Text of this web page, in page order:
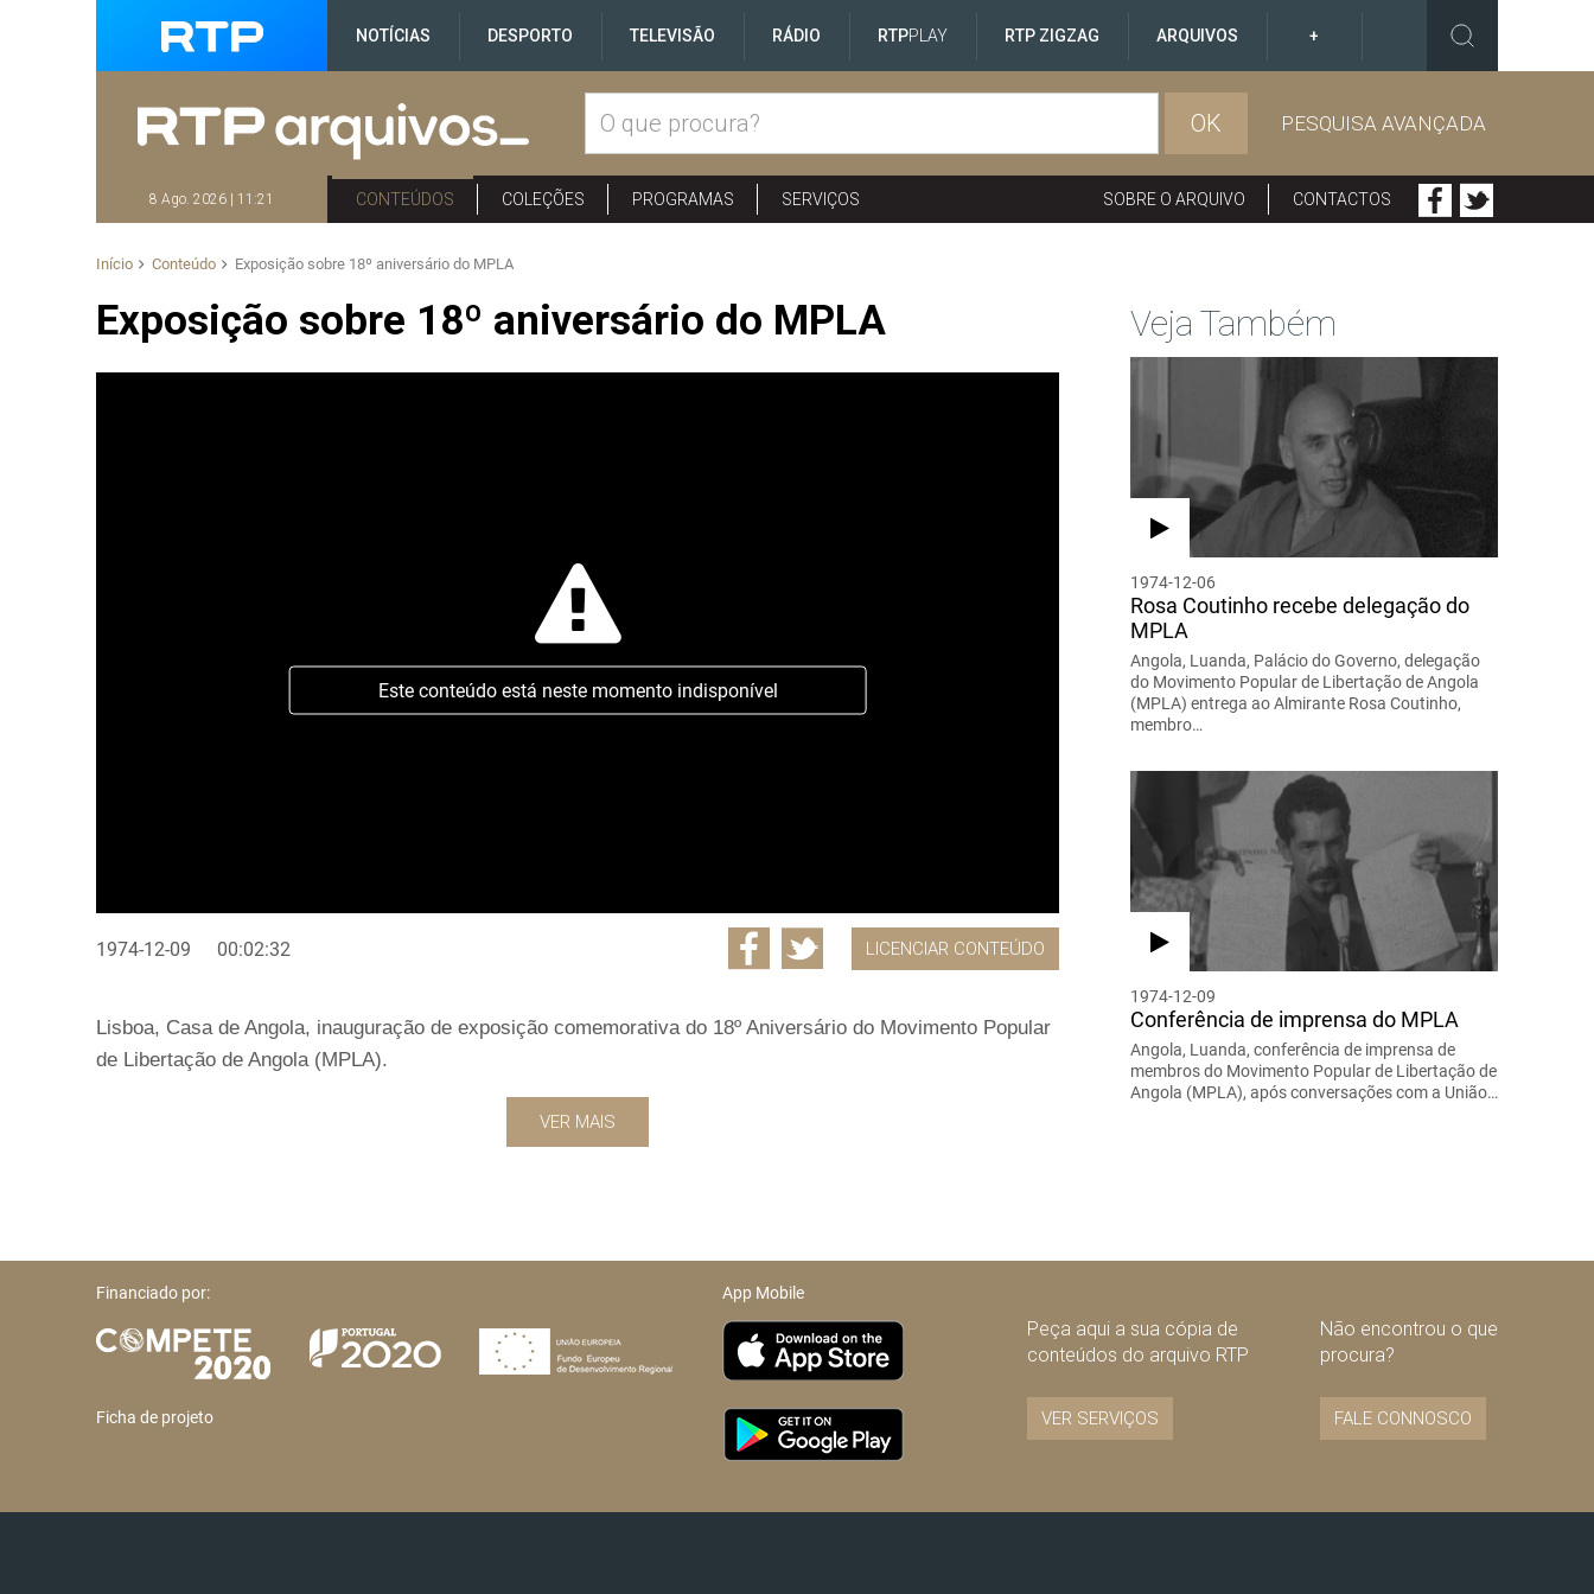
NOTÍCIAS DESPORTO TELEVISÃO RÁDIO RTPPLAY RTP ZIGZAG ARQUIVOS +
OK PESQUISA AVANÇADA
8 Ago. 2026 | 11:21 CONTEÚDOS COLEÇÕES PROGRAMAS SERVIÇOS SOBRE O ARQUIVO CONTACTOS
Início Conteúdo Exposição sobre 18º aniversário do MPLA
Exposição sobre 18º aniversário do MPLA
Este conteúdo está neste momento indisponível
1974-12-09 00:02:32 LICENCIAR CONTEÚDO
Lisboa, Casa de Angola, inauguração de exposição comemorativa do 18º Aniversário do Movimento Popular
de Libertação de Angola (MPLA).
VER MAIS
Veja Também
1974-12-06
Rosa Coutinho recebe delegação do
MPLA
Angola, Luanda, Palácio do Governo, delegação
do Movimento Popular de Libertação de Angola
(MPLA) entrega ao Almirante Rosa Coutinho,
membro…
1974-12-09
Conferência de imprensa do MPLA
Angola, Luanda, conferência de imprensa de
membros do Movimento Popular de Libertação de
Angola (MPLA), após conversações com a União…
Financiado por:
Ficha de projeto
App Mobile
Peça aqui a sua cópia de
conteúdos do arquivo RTP
VER SERVIÇOS
Não encontrou o que
procura?
FALE CONNOSCO